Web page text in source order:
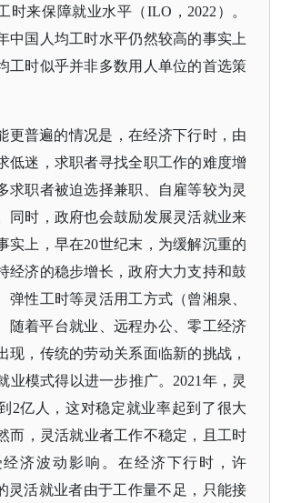
时来保障就业水平（ILO，2022）。
中国人均工时水平仍然较高的事实上
工时似乎并非多数用人单位的首选策
更普遍的情况是，在经济下行时，由
低迷，求职者寻找全职工作的难度增
求职者被迫选择兼职、自雇等较为灵
同时，政府也会鼓励发展灵活就业来
实上，早在20世纪末，为缓解沉重的
经济的稳步增长，政府大力支持和鼓
弹性工时等灵活用工方式（曾湘泉、
随着平台就业、远程办公、零工经济
现，传统的劳动关系面临新的挑战，
业模式得以进一步推广。 2021年， 灵
2亿人，这对稳定就业率起到了很大
而，灵活就业者工作不稳定，且工时
济波动影响。在经济下行时，许
灵活就业者由于工作量不足，只能接